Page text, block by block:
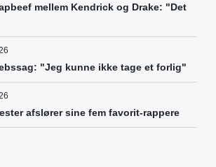
mellem Kendrick og Drake: "Det
"Jeg kunne ikke tage et forlig"
afslører sine fem favorit-rappere